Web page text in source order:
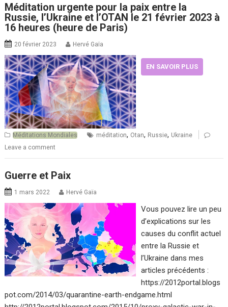
Méditation urgente pour la paix entre la
Russie, l’Ukraine et l’OTAN le 21 février 2023 à
16 heures (heure de Paris)
20 février 2023 Hervé Gaïa
EN SAVOIR PLUS
Méditations Mondiales méditation, Otan, Russie, Ukraine
Leave a comment
Guerre et Paix
1 mars 2022 Hervé Gaïa
Vous pouvez lire un peu
d’explications sur les
causes du conflit actuel
entre la Russie et
l’Ukraine dans mes
articles précédents :
https://2012portal.blogs
pot.com/2014/03/quarantine-earth-endgame.html